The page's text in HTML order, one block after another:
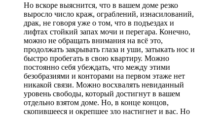
Но вскоре выяснится, что в вашем доме резко
выросло число краж, ограблений, изнасилований,
драк, не говоря уже о том, что в подъездах и
лифтах стойкий запах мочи и перегара. Конечно,
можно не обращать внимания на всё это,
продолжать закрывать глаза и уши, затыкать нос и
быстро пробегать в свою квартиру. Можно
постоянно себя убеждать, что между этими
безобразиями и конторами на первом этаже нет
никакой связи. Можно восхвалять невиданный
уровень свободы, который достигнут в вашем
отдельно взятом доме. Но, в конце концов,
скопившееся и окрепшее зло настигнет и вас. Но